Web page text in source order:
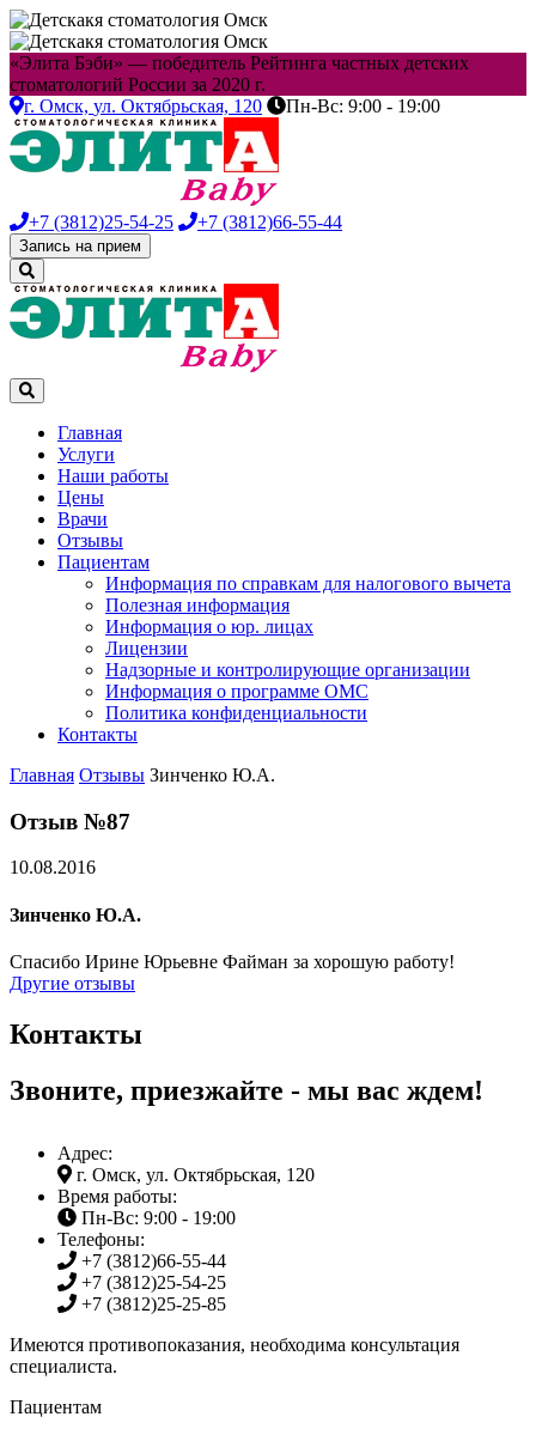
«Элита Бэби» — победитель Рейтинга частных детских
стоматологий России за 2020 г.
г. Омск, ул. Октябрьская, 120 Пн-Вс: 9:00 - 19:00
+7 (3812)25-54-25 +7 (3812)66-55-44
Запись на прием
Главная
Услуги
Наши работы
Цены
Врачи
Отзывы
Пациентам
Информация по справкам для налогового вычета
Полезная информация
Информация о юр. лицах
Лицензии
Надзорные и контролирующие организации
Информация о программе ОМС
Политика конфиденциальности
Контакты
Главная Отзывы Зинченко Ю.А.
Отзыв №87
10.08.2016
Зинченко Ю.А.
Спасибо Ирине Юрьевне Файман за хорошую работу!
Другие отзывы
Контакты
Звоните, приезжайте - мы вас ждем!
Адрес:
г. Омск, ул. Октябрьская, 120
Время работы:
Пн-Вс: 9:00 - 19:00
Телефоны:
+7 (3812)66-55-44
+7 (3812)25-54-25
+7 (3812)25-25-85
Имеются противопоказания, необходима консультация
специалиста.
Пациентам